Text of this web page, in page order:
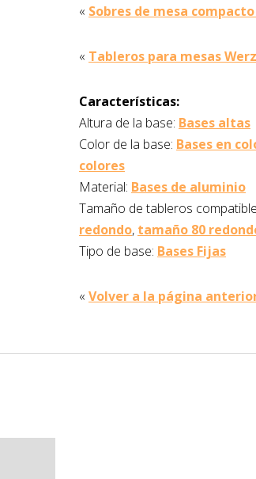
« Sobres de mesa
« Tableros para mesas
Características:
Altura de la base: Bases altas
Color de la base: Bases en
colores
Material: Bases de aluminio
Tamaño de tableros
redondo, tamaño 80
Tipo de base: Bases Fijas
« Volver a la página